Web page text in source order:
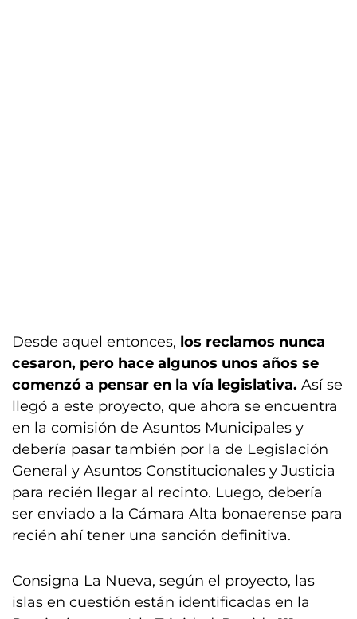
Desde aquel entonces, los reclamos nunca
cesaron, pero hace algunos unos años se
comenzó a pensar en la vía legislativa. Así se
llegó a este proyecto, que ahora se encuentra
en la comisión de Asuntos Municipales y
debería pasar también por la de Legislación
General y Asuntos Constitucionales y Justicia
para recién llegar al recinto. Luego, debería
ser enviado a la Cámara Alta bonaerense para
recién ahí tener una sanción definitiva.
Consigna La Nueva, según el proyecto, las
islas en cuestión están identificadas en la